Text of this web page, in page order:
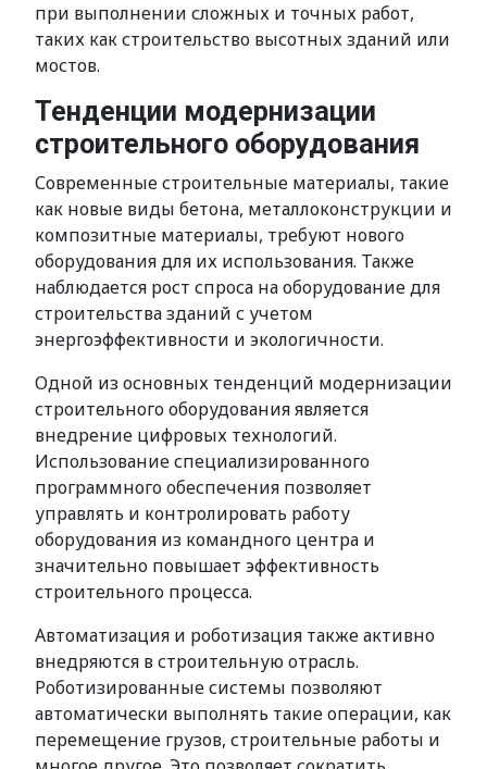
при выполнении сложных и точных работ,
таких как строительство высотных зданий или
мостов.
Тенденции модернизации
строительного оборудования
Современные строительные материалы, такие
как новые виды бетона, металлоконструкции и
композитные материалы, требуют нового
оборудования для их использования. Также
наблюдается рост спроса на оборудование для
строительства зданий с учетом
энергоэффективности и экологичности.
Одной из основных тенденций модернизации
строительного оборудования является
внедрение цифровых технологий.
Использование специализированного
программного обеспечения позволяет
управлять и контролировать работу
оборудования из командного центра и
значительно повышает эффективность
строительного процесса.
Автоматизация и роботизация также активно
внедряются в строительную отрасль.
Роботизированные системы позволяют
автоматически выполнять такие операции, как
перемещение грузов, строительные работы и